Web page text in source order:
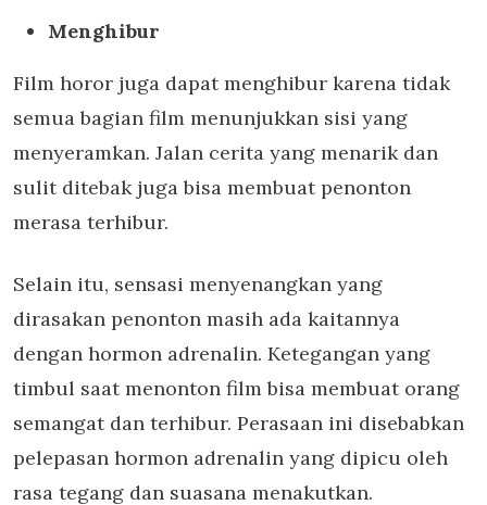
Menghibur
Film horor juga dapat menghibur karena tidak
semua bagian film menunjukkan sisi yang
menyeramkan. Jalan cerita yang menarik dan
sulit ditebak juga bisa membuat penonton
merasa terhibur.
Selain itu, sensasi menyenangkan yang
dirasakan penonton masih ada kaitannya
dengan hormon adrenalin. Ketegangan yang
timbul saat menonton film bisa membuat orang
semangat dan terhibur. Perasaan ini disebabkan
pelepasan hormon adrenalin yang dipicu oleh
rasa tegang dan suasana menakutkan.